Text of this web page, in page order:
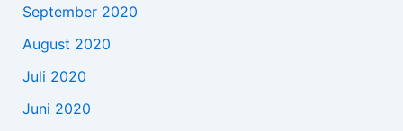
September 2020
August 2020
Juli 2020
Juni 2020